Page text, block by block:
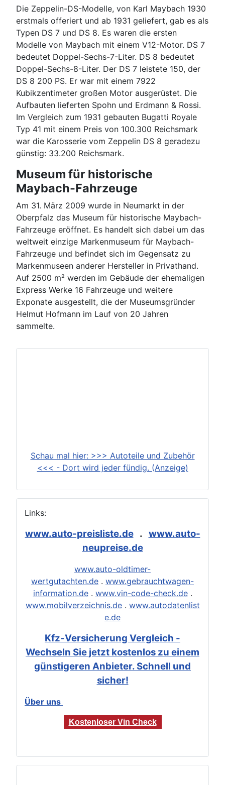
Die Zeppelin-DS-Modelle, von Karl Maybach 1930
erstmals offeriert und ab 1931 geliefert, gab es als
Typen DS 7 und DS 8. Es waren die ersten
Modelle von Maybach mit einem V12-Motor. DS 7
bedeutet Doppel-Sechs-7-Liter. DS 8 bedeutet
Doppel-Sechs-8-Liter. Der DS 7 leistete 150, der
DS 8 200 PS. Er war mit einem 7922
Kubikzentimeter großen Motor ausgerüstet. Die
Aufbauten lieferten Spohn und Erdmann & Rossi.
Im Vergleich zum 1931 gebauten Bugatti Royale
Typ 41 mit einem Preis von 100.300 Reichsmark
war die Karosserie vom Zeppelin DS 8 geradezu
günstig: 33.200 Reichsmark.
Museum für historische
Maybach-Fahrzeuge
Am 31. März 2009 wurde in Neumarkt in der
Oberpfalz das Museum für historische Maybach-
Fahrzeuge eröffnet. Es handelt sich dabei um das
weltweit einzige Markenmuseum für Maybach-
Fahrzeuge und befindet sich im Gegensatz zu
Markenmuseen anderer Hersteller in Privathand.
Auf 2500 m² werden im Gebäude der ehemaligen
Express Werke 16 Fahrzeuge und weitere
Exponate ausgestellt, die der Museumsgründer
Helmut Hofmann im Lauf von 20 Jahren
sammelte.
Schau mal hier: >>> Autoteile und Zubehör
<<< - Dort wird jeder fündig. (Anzeige)
Links:
www.auto-preisliste.de. www.auto-
neupreise.de
www.auto-oldtimer-
wertgutachten.de . www.gebrauchtwagen-
information.de. www.vin-code-check.de.
www.mobilverzeichnis.de. www.autodatenlist
e.de
Kfz-Versicherung Vergleich -
Wechseln Sie jetzt kostenlos zu einem
günstigeren Anbieter. Schnell und
sicher!
Über uns
Kostenloser Vin Check